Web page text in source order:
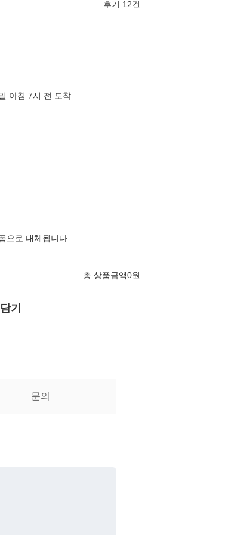
후기 12건
아침 7시 전 도착
으로 대체됩니다.
총 상품금액0원
기
문의